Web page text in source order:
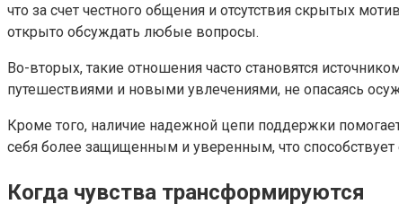
что за счет честного общения и отсутствия скрытых
открыто обсуждать любые вопросы.
Во-вторых, такие отношения часто становятся
путешествиями и новыми увлечениями, не опасаясь
Кроме того, наличие надежной цепи поддержки
себя более защищенным и уверенным, что
Когда чувства трансформируются